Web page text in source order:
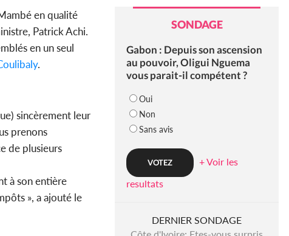
en qualité
Patrick Achi.
en un seul
.
sincèrement leur
prenons
de plusieurs
à son entière
», a ajouté le
SONDAGE
Gabon : Depuis son ascension
au pouvoir, Oligui Nguema
vous parait-il compétent ?
Oui
Non
Sans avis
+ Voir les
resultats
DERNIER SONDAGE